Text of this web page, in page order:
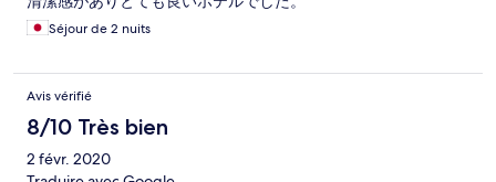
Séjour de 2 nuits
Avis vérifié
8/10 Très bien
2 févr. 2020